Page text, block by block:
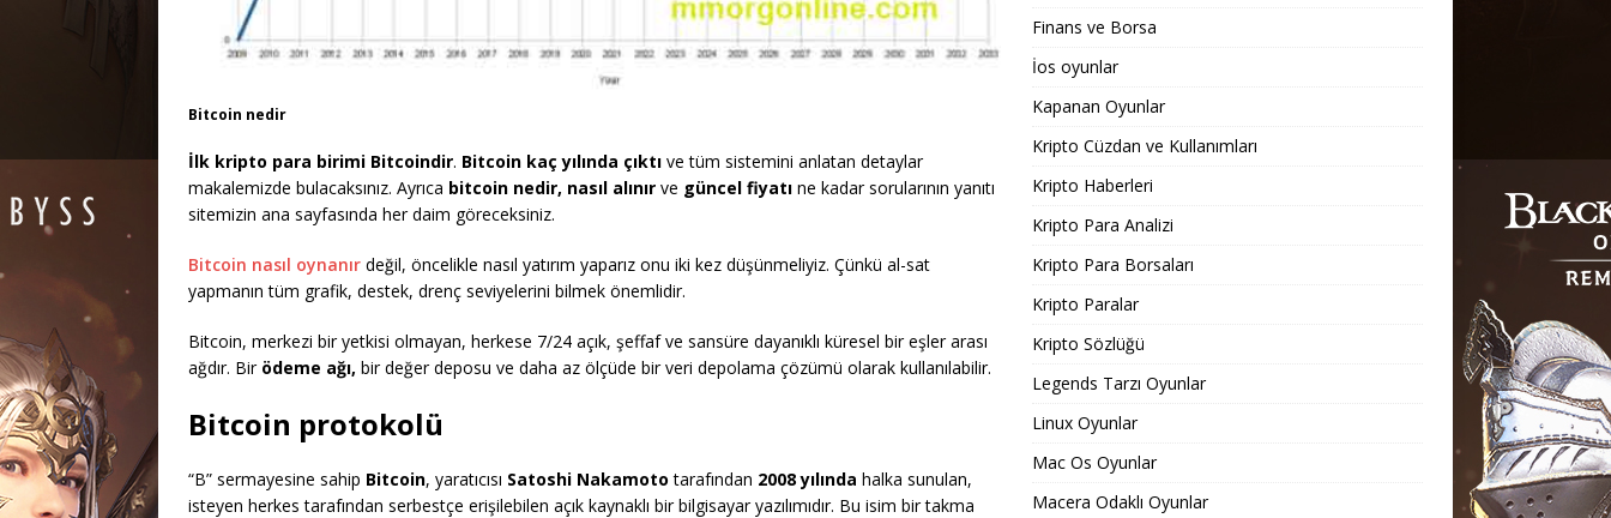
Bitcoin nedir
İlk kripto para birimi Bitcoindir. Bitcoin kaç yılında çıktı ve tüm sistemini anlatan detaylar
makalemizde bulacaksınız. Ayrıca bitcoin nedir, nasıl alınır ve güncel fiyatı ne kadar sorularının yanıtı
sitemizin ana sayfasında her daim göreceksiniz.
Bitcoin nasıl oynanır değil, öncelikle nasıl yatırım yaparız onu iki kez düşünmeliyiz. Çünkü al-sat
yapmanın tüm grafik, destek, drenç seviyelerini bilmek önemlidir.
Bitcoin, merkezi bir yetkisi olmayan, herkese 7/24 açık, şeffaf ve sansüre dayanıklı küresel bir eşler arası
ağdır. Bir ödeme ağı, bir değer deposu ve daha az ölçüde bir veri depolama çözümü olarak kullanılabilir.
Bitcoin protokolü
“B” sermayesine sahip Bitcoin, yaratıcısı Satoshi Nakamoto tarafından 2008 yılında halka sunulan,
isteyen herkes tarafından serbestçe erişilebilen açık kaynaklı bir bilgisayar yazılımıdır. Bu isim bir takma
Finans ve Borsa
İos oyunlar
Kapanan Oyunlar
Kripto Cüzdan ve Kullanımları
Kripto Haberleri
Kripto Para Analizi
Kripto Para Borsaları
Kripto Paralar
Kripto Sözlüğü
Legends Tarzı Oyunlar
Linux Oyunlar
Mac Os Oyunlar
Macera Odaklı Oyunlar